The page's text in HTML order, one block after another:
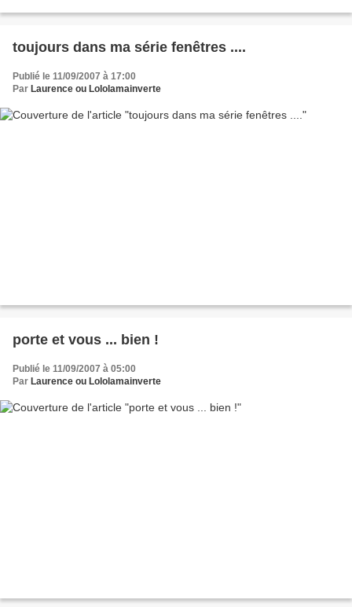
toujours dans ma série fenêtres ....
Publié le 11/09/2007 à 17:00
Par Laurence ou Lololamainverte
porte et vous ... bien !
Publié le 11/09/2007 à 05:00
Par Laurence ou Lololamainverte